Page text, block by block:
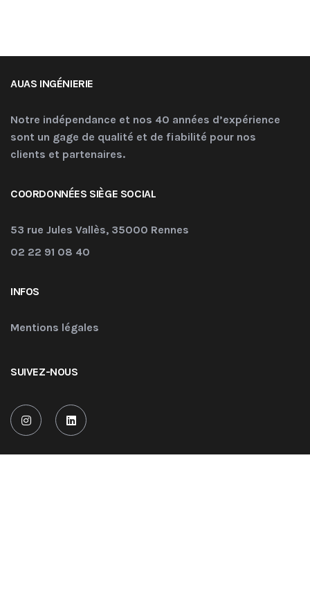
AUAS INGÉNIERIE
Notre indépendance et nos 40 années d’expérience
sont un gage de qualité et de fiabilité pour nos
clients et partenaires.
COORDONNÉES SIÈGE SOCIAL
53 rue Jules Vallès, 35000 Rennes
02 22 91 08 40
INFOS
Mentions légales
SUIVEZ-NOUS